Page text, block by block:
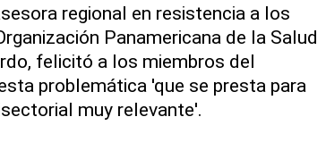
regional en resistencia a los
Panamericana de la Salud
felicitó a los miembros del
problemática 'que se presta para
muy relevante'.